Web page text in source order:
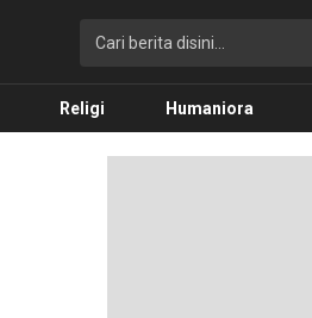
Religi Humaniora